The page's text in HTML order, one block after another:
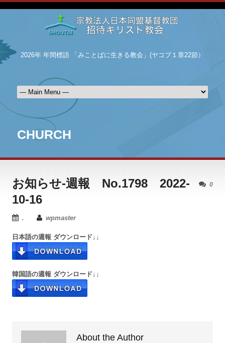
2026年 年間標語 「みことばに生きる教会」(ヤコブ１章22節）
CHURCH
0
お知らせ-週報 No.1798 2022-
10-16
. wpmaster
日本語の週報 ダウンロード↓↓
韓国語の週報 ダウンロード↓↓
About the Author